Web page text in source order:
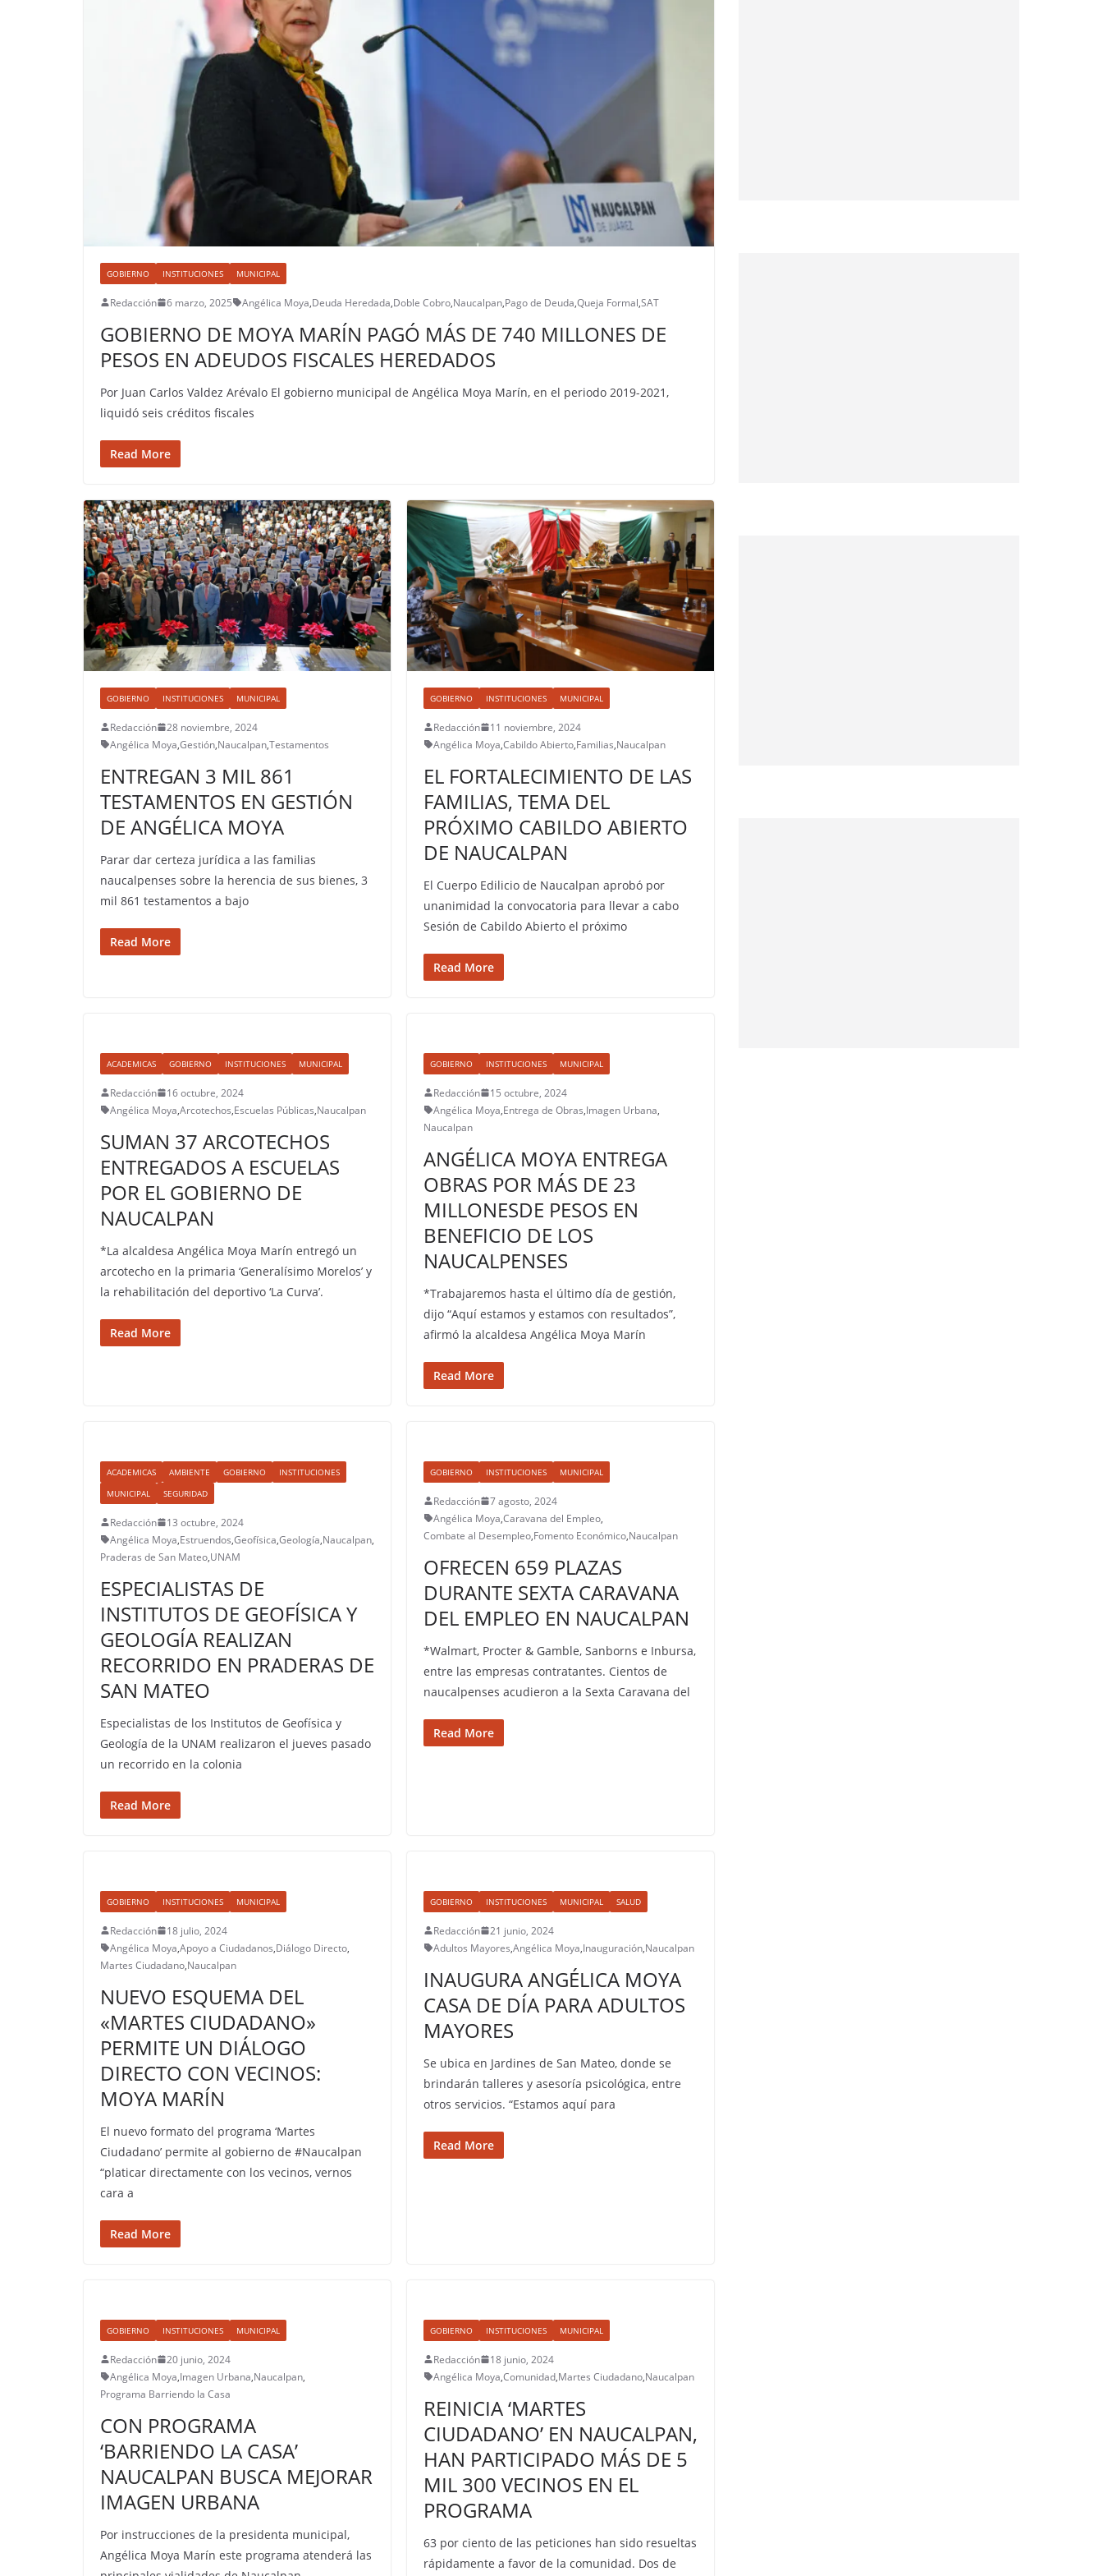
GOBIERNO INSTITUCIONES MUNICIPAL
Redacción 6 marzo, 2025 Angélica Moya,Deuda Heredada,Doble Cobro,Naucalpan,Pago de Deuda,Queja Formal,SAT
GOBIERNO DE MOYA MARÍN PAGÓ MÁS DE 740 MILLONES DE
PESOS EN ADEUDOS FISCALES HEREDADOS
Por Juan Carlos Valdez Arévalo El gobierno municipal de Angélica Moya Marín, en el periodo 2019-2021,
liquidó seis créditos fiscales
Read More
GOBIERNO INSTITUCIONES MUNICIPAL
Redacción
28 noviembre, 2024
Angélica Moya,Gestión,Naucalpan,Testamentos
ENTREGAN 3 MIL 861
TESTAMENTOS EN GESTIÓN
DE ANGÉLICA MOYA
Parar dar certeza jurídica a las familias
naucalpenses sobre la herencia de sus bienes, 3
mil 861 testamentos a bajo
Read More
GOBIERNO INSTITUCIONES MUNICIPAL
Redacción
11 noviembre, 2024
Angélica Moya,Cabildo Abierto,Familias,Naucalpan
EL FORTALECIMIENTO DE LAS
FAMILIAS, TEMA DEL
PRÓXIMO CABILDO ABIERTO
DE NAUCALPAN
El Cuerpo Edilicio de Naucalpan aprobó por
unanimidad la convocatoria para llevar a cabo
Sesión de Cabildo Abierto el próximo
Read More
ACADEMICAS GOBIERNO INSTITUCIONES MUNICIPAL
Redacción
16 octubre, 2024
Angélica Moya,Arcotechos,Escuelas Públicas,Naucalpan
SUMAN 37 ARCOTECHOS
ENTREGADOS A ESCUELAS
POR EL GOBIERNO DE
NAUCALPAN
*La alcaldesa Angélica Moya Marín entregó un
arcotecho en la primaria ‘Generalísimo Morelos’ y
la rehabilitación del deportivo ‘La Curva’.
Read More
GOBIERNO INSTITUCIONES MUNICIPAL
Redacción
15 octubre, 2024
Angélica Moya,Entrega de Obras,Imagen Urbana,
Naucalpan
ANGÉLICA MOYA ENTREGA
OBRAS POR MÁS DE 23
MILLONESDE PESOS EN
BENEFICIO DE LOS
NAUCALPENSES
*Trabajaremos hasta el último día de gestión,
dijo “Aquí estamos y estamos con resultados”,
afirmó la alcaldesa Angélica Moya Marín
Read More
ACADEMICAS AMBIENTE GOBIERNO
INSTITUCIONES
MUNICIPAL
SEGURIDAD
Redacción
13 octubre, 2024
Angélica Moya,Estruendos,Geofísica,Geología,Naucalpan,
Praderas de San Mateo,UNAM
ESPECIALISTAS DE
INSTITUTOS DE GEOFÍSICA Y
GEOLOGÍA REALIZAN
RECORRIDO EN PRADERAS DE
SAN MATEO
Especialistas de los Institutos de Geofísica y
Geología de la UNAM realizaron el jueves pasado
un recorrido en la colonia
Read More
GOBIERNO INSTITUCIONES MUNICIPAL
Redacción
7 agosto, 2024
Angélica Moya,Caravana del Empleo,
Combate al Desempleo,Fomento Económico,Naucalpan
OFRECEN 659 PLAZAS
DURANTE SEXTA CARAVANA
DEL EMPLEO EN NAUCALPAN
*Walmart, Procter & Gamble, Sanborns e Inbursa,
entre las empresas contratantes. Cientos de
naucalpenses acudieron a la Sexta Caravana del
Read More
GOBIERNO INSTITUCIONES MUNICIPAL
Redacción
18 julio, 2024
Angélica Moya,Apoyo a Ciudadanos,Diálogo Directo,
Martes Ciudadano,Naucalpan
NUEVO ESQUEMA DEL
«MARTES CIUDADANO»
PERMITE UN DIÁLOGO
DIRECTO CON VECINOS:
MOYA MARÍN
El nuevo formato del programa ‘Martes
Ciudadano’ permite al gobierno de #Naucalpan
“platicar directamente con los vecinos, vernos
cara a
Read More
GOBIERNO INSTITUCIONES MUNICIPAL SALUD
Redacción
21 junio, 2024
Adultos Mayores,Angélica Moya,Inauguración,Naucalpan
INAUGURA ANGÉLICA MOYA
CASA DE DÍA PARA ADULTOS
MAYORES
Se ubica en Jardines de San Mateo, donde se
brindarán talleres y asesoría psicológica, entre
otros servicios. “Estamos aquí para
Read More
GOBIERNO INSTITUCIONES MUNICIPAL
Redacción
20 junio, 2024
Angélica Moya,Imagen Urbana,Naucalpan,
Programa Barriendo la Casa
CON PROGRAMA
‘BARRIENDO LA CASA’
NAUCALPAN BUSCA MEJORAR
IMAGEN URBANA
Por instrucciones de la presidenta municipal,
Angélica Moya Marín este programa atenderá las
GOBIERNO INSTITUCIONES MUNICIPAL
Redacción
18 junio, 2024
Angélica Moya,Comunidad,Martes Ciudadano,Naucalpan
REINICIA ‘MARTES
CIUDADANO’ EN NAUCALPAN,
HAN PARTICIPADO MÁS DE 5
MIL 300 VECINOS EN EL
PROGRAMA
63 por ciento de las peticiones han sido resueltas
rápidamente a favor de la comunidad. Dos de